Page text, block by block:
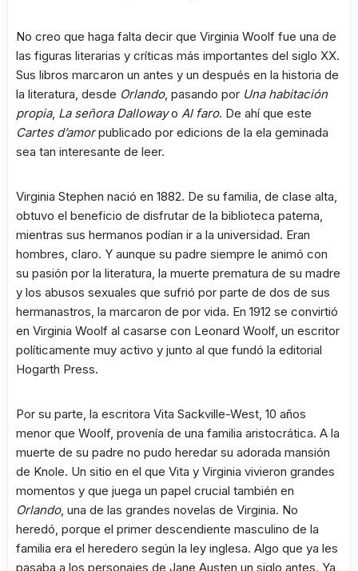
No creo que haga falta decir que Virginia Woolf fue una de
las figuras literarias y críticas más importantes del siglo XX.
Sus libros marcaron un antes y un después en la historia de
la literatura, desde Orlando, pasando por Una habitación
propia, La señora Dallowayo Al faro. De ahí que este
Cartes d’amorpublicado por edicions de la ela geminada
sea tan interesante de leer.
Virginia Stephen nació en 1882. De su familia, de clase alta,
obtuvo el beneficio de disfrutar de la biblioteca paterna,
mientras sus hermanos podían ir a la universidad. Eran
hombres, claro. Y aunque su padre siempre le animó con
su pasión por la literatura, la muerte prematura de su madre
y los abusos sexuales que sufrió por parte de dos de sus
hermanastros, la marcaron de por vida. En 1912 se convirtió
en Virginia Woolf al casarse con Leonard Woolf, un escritor
políticamente muy activo y junto al que fundó la editorial
Hogarth Press.
Por su parte, la escritora Vita Sackville-West, 10 años
menor que Woolf, provenía de una familia aristocrática. A la
muerte de su padre no pudo heredar su adorada mansión
de Knole. Un sitio en el que Vita y Virginia vivieron grandes
momentos y que juega un papel crucial también en
Orlando, una de las grandes novelas de Virginia. No
heredó, porque el primer descendiente masculino de la
familia era el heredero según la ley inglesa. Algo que ya les
pasaba a los personajes de Jane Austen un siglo antes. Ya